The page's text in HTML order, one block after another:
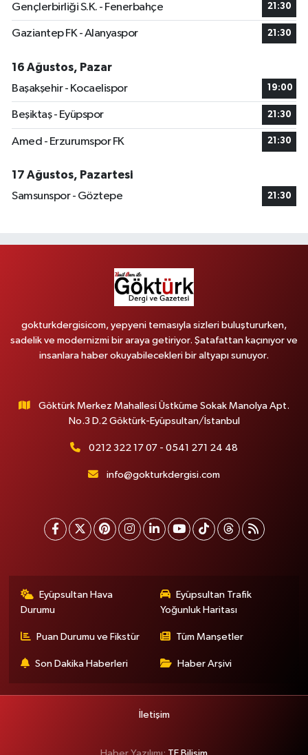
Gençlerbirliği S.K. - Fenerbahçe 21:30
Gaziantep FK - Alanyaspor 21:30
16 Ağustos, Pazar
Başakşehir - Kocaelispor
19:00
Beşiktaş - Eyüpspor 21:30
Amed - Erzurumspor FK 21:30
17 Ağustos, Pazartesi
Samsunspor - Göztepe
21:30
gokturkdergisicom, yepyeni temasıyla sizleri buluştururken,
sadelik ve modernizmi bir araya getiriyor. Şatafattan kaçınıyor ve
insanlara haber okuyabilecekleri bir altyapı sunuyor.
Göktürk Merkez Mahallesi Üstküme Sokak Manolya Apt.
No.3 D.2 Göktürk-Eyüpsultan/İstanbul
0212 322 17 07 - 0541 271 24 48
info@gokturkdergisi.com
Eyüpsultan Hava
Durumu
Eyüpsultan Trafik
Yoğunluk Haritası
Puan Durumu ve Fikstür Tüm Manşetler
Son Dakika Haberleri Haber Arşivi
İletişim